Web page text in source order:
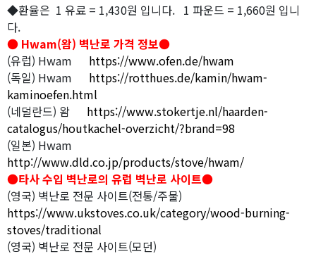
◆환율은 1 유료 = 1,430원 입니다. 1 파운드 = 1,660원 입니
다.
● Hwam(왐) 벽난로 가격 정보●
(유럽) Hwam https://www.ofen.de/hwam
(독일) Hwam https://rotthues.de/kamin/hwam-
kaminoefen.html
(네덜란드) 왐
https://www.stokertje.nl/haarden-
catalogus/houtkachel-overzicht/?brand=98
(일본) Hwam
http://www.dld.co.jp/products/stove/hwam/
●타사 수입 벽난로의 유럽 벽난로 사이트●
(영국) 벽난로 전문 사이트(전통/주물)
https://www.ukstoves.co.uk/category/wood-burning-
stoves/traditional
(영국) 벽난로 전문 사이트(모던)